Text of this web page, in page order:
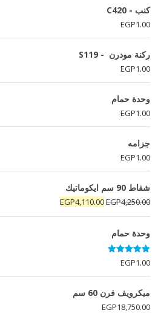
كنب - C420
EGP1.00
ركنة مودرن - S119
EGP1.00
وحدة حمام
EGP1.00
جزامه
EGP1.00
شفاط 90 سم ايكوماتيك
EGP4,250.00
السعر
الأصلي
EGP4,110.00
السعر
الحالي
وحدة حمام
تم التقييم
5.00
من 5
EGP1.00
ميكرويف فرن 60 سم
EGP18,750.00